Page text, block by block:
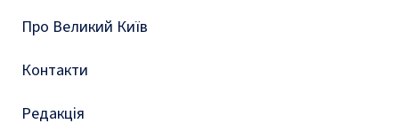
Про Великий Київ
Контакти
Редакція